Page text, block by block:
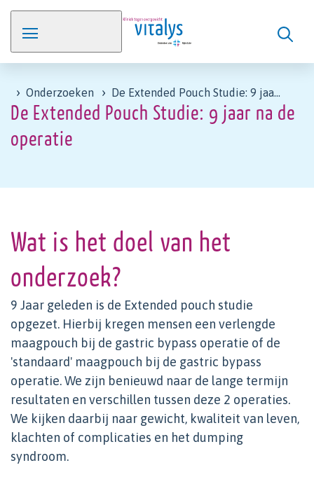
De Extended Pouch Studie: 9 jaar na de
operatie
Onderzoeken De Extended Pouch Studie: 9 jaar na de operatie
Wat is het doel van het
onderzoek?
9 Jaar geleden is de Extended pouch studie
opgezet. Hierbij kregen mensen een verlengde
maagpouch bij de gastric bypass operatie of de
'standaard' maagpouch bij de gastric bypass
operatie. We zijn benieuwd naar de lange termijn
resultaten en verschillen tussen deze 2 operaties.
We kijken daarbij naar gewicht, kwaliteit van leven,
klachten of complicaties en het dumping
syndroom.